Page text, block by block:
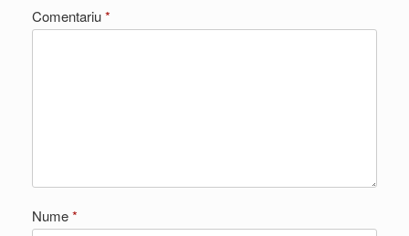
Comentariu*
Nume*